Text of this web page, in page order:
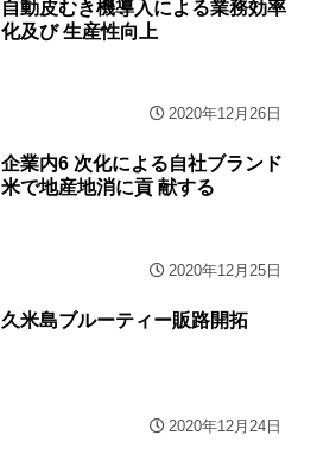
自動皮むき機導入による業務効率
化及び 生産性向上
2020年12月26日
企業内6 次化による自社ブランド
米で地産地消に貢 献する
2020年12月25日
久米島ブルーティー販路開拓
2020年12月24日